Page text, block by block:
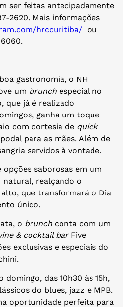
ser feitas antecipadamente
2620. Mais informações
hrccuritiba/ ou
gastronomia, o NH
um brunch especial no
que já é realizado
ganha um toque
com cortesia de quick
para as mães. Além de
servidos à vontade.
saborosas em um
natural, realçando o
que transformará o Dia
único.
o brunch conta com um
& cocktail barFive
exclusivas e especiais do
das 10h30 às 15h,
do blues, jazz e MPB.
oportunidade perfeita para